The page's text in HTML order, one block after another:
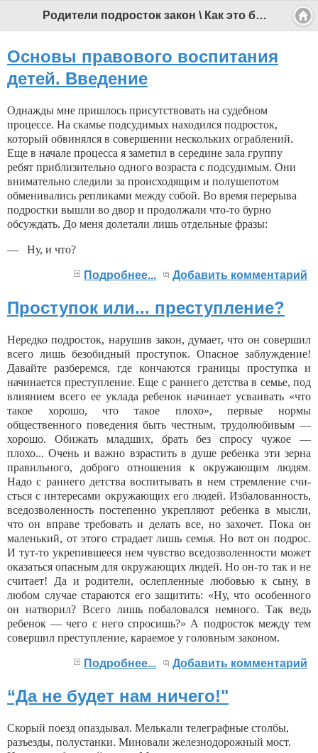
Родители подросток закон \ Как это было в СССР - Профессиональный педагог
Основы правового воспитания
детей. Введение
Однажды мне пришлось присутствовать на судеб­ном
процессе. На скамье подсудимых находился под­росток,
который обвинялся в совершении нескольких ограблений.
Еще в начале процесса я заметил в сере­дине зала группу
ребят приблизительно одного воз­раста с подсудимым. Они
внимательно следили за происходящим и полушепотом
обменивались репликами между собой. Во время перерыва
подростки вышли во двор и продолжали что-то бурно
обсуждать. До меня долетали лишь отдельные фразы:
— Ну, и что?
Подробнее... Добавить комментарий
Проступок или... преступление?
Нередко подросток, нарушив закон, думает, что он совершил
всего лишь безобидный проступок. Опасное заблуждение!
Давайте разберемся, где кончаются гра­ницы проступка и
начинается преступление. Еще с раннего детства в семье, под
влиянием всего ее уклада ребенок начинает усваивать «что
такое хорошо, что такое плохо», первые нормы
общественного поведения быть честным, трудолюбивым —
хорошо. Обижать младших, брать без спросу чужое —
плохо... Очень и важно взрастить в душе ребенка эти зерна
правиль­ного, доброго отношения к окружающим людям.
Надо с раннего детства воспитывать в нем стремление счи­
сться с интересами окружающих его людей. Избало­ванность,
вседозволенность постепенно укрепляют ребенка в мысли,
что он вправе требовать и делать все, но захочет. Пока он
маленький, от этого страдает лишь семья. Но вот он подрос.
И тут-то укрепившееся нем чувство вседозволенности может
оказаться опасным для окружающих людей. Но он-то так и не
считает! Да и родители, ослепленные любовью к сыну, в
любом случае стараются его защитить: «Ну, что особенного
он натворил? Всего лишь побаловался немного. Так ведь
ребенок — чего с него спросишь?» А подросток между тем
совершил преступление, караемое у головным законом.
Подробнее... Добавить комментарий
“Да не будет нам ничего!"
Скорый поезд опаздывал. Мелькали телеграфные столбы,
разъезды, полустанки. Миновали железнодорожный мост.